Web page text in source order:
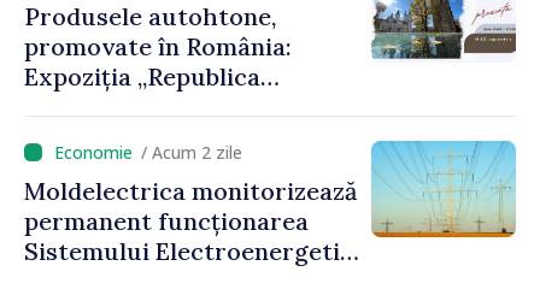
Produsele autohtone,
promovate în România:
Expoziția „Republica
organizată la Baia Mare
/ Acum 2 zile
Moldelectrica monitorizează
permanent funcționarea
Sistemului Electroenergetic